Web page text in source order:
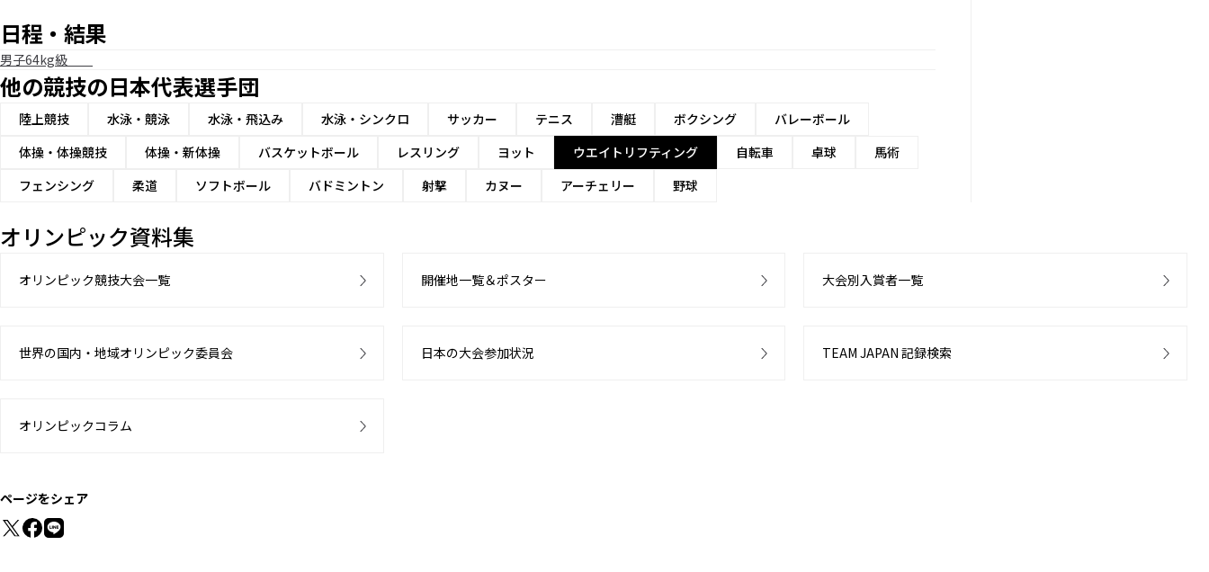
日程・結果
男子64kg級
他の競技の日本代表選手団
陸上競技 水泳・競泳 水泳・飛込み 水泳・シンクロ サッカー テニス 漕艇 ボクシング
バレーボール
体操・体操競技
体操・新体操 バスケットボール レスリング ヨット ウエイトリフティング 自転車 卓球
馬術
フェンシング
柔道 ソフトボール バドミントン 射撃 カヌー アーチェリー 野球
オリンピック資料集
オリンピック競技大会一覧 開催地一覧＆ポスター 大会別入賞者一覧
世界の国内・地域オリンピック委員会 日本の大会参加状況 TEAM JAPAN 記録検索
オリンピックコラム
ページをシェア